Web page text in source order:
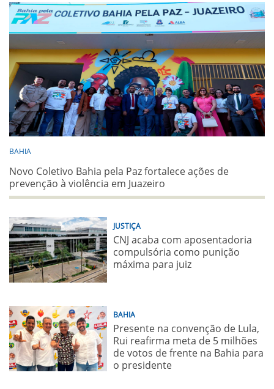
BAHIA
Novo Coletivo Bahia pela Paz fortalece ações de
prevenção à violência em Juazeiro
JUSTIÇA
CNJ acaba com aposentadoria
compulsória como punição
máxima para juiz
BAHIA
Presente na convenção de Lula,
Rui reafirma meta de 5 milhões
de votos de frente na Bahia para
o presidente